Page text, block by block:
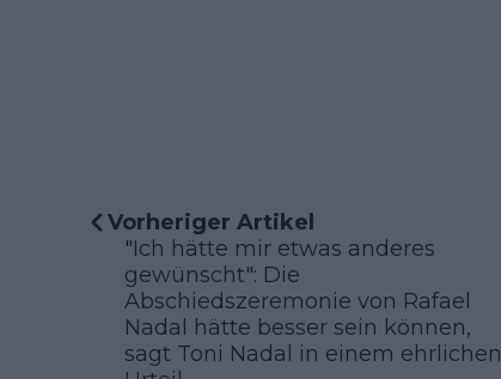
Vorheriger Artikel
"Ich hätte mir etwas anderes
gewünscht": Die
Abschiedszeremonie von Rafael
Nadal hätte besser sein können,
sagt Toni Nadal in einem ehrlichen